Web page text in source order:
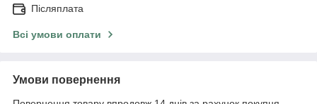
Післяплата
Всі умови оплати
Умови повернення